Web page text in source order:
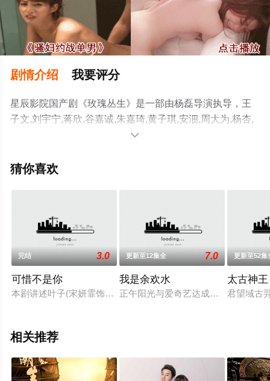
剧情介绍 我要评分
星辰影院国产剧《玫瑰丛生》是一部由杨磊导演执导，王
子文,刘宇宁,蒋欣,谷嘉诚,朱嘉琦,黄子琪,安沺,周大为,杨杏,
明道,龚蓓苾,祝绪丹,韩栋,尤靖茹,黄灿灿,是安,高伟光等明星
集），手机免费观看高清无删减完整版电视剧全集就上星

猜你喜欢
完结 3.0
可惜不是你
本剧讲述叶子(宋妍霏饰)和初恋男友向泽羿（范世錡饰）之间一
更新至12集全 7.0
我是余欢水
正午阳光与爱奇艺达成合作，推出基
更新至52集
太古神王
君望域古
相关推荐